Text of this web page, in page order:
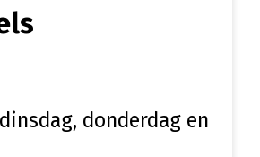
donderdag en